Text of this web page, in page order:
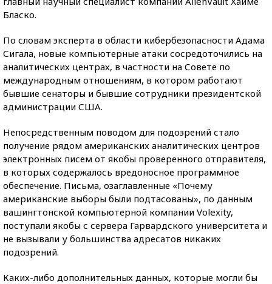
Бласко.
По словам эксперта в области кибербезопасности Адама
Сигала, новые компьютерные атаки сосредоточились на
аналитических центрах, в частности на Совете по
международным отношениям, в котором работают
бывшие сенаторы и бывшие сотрудники президентской
администрации США.
Непосредственным поводом для подозрений стало
получение рядом американских аналитических центров
электронных писем от якобы проверенного отправителя,
в которых содержалось вредоносное программное
обеспечение. Письма, озаглавленные «Почему
американские выборы были подтасованы», по данным
вашингтонской компьютерной компании Volexity,
поступали якобы с сервера Гарвардского университета и
не вызывали у большинства адресатов никаких
подозрений.
Каких-либо дополнительных данных, которые могли бы